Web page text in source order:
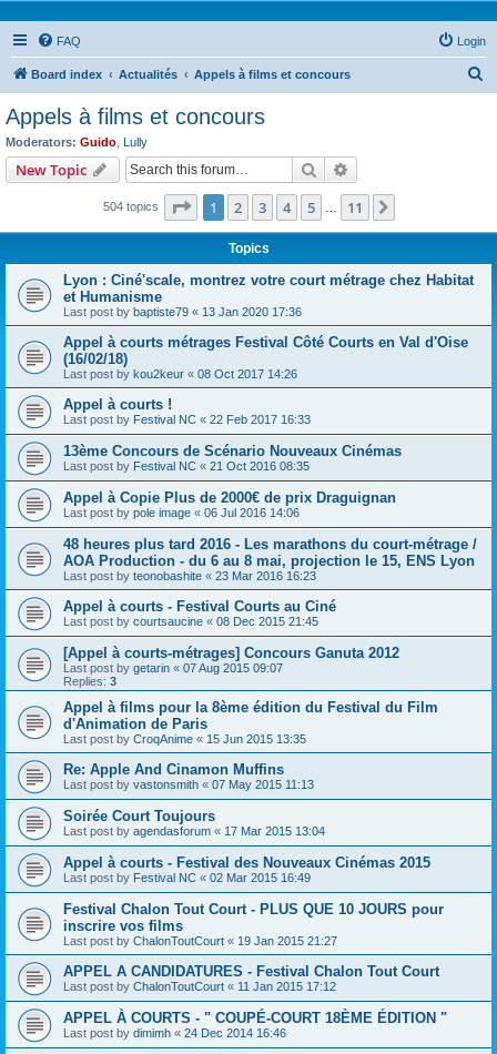
FAQ Login
Board index Actualités Appels à films et concours
Appels à films et concours
Moderators: Guido Lully
New Topic Search
504 topics Page 1of 11
1 2 3 4 5 11
Topics
Lyon : Ciné'scale, montrez votre court métrage chez Habitat
et Humanisme
Last post by baptiste79 « 13 Jan 2020 17:36
Appel à courts métrages Festival Côté Courts en Val d'Oise
(16/02/18)
Last post by kou2keur « 08 Oct 2017 14:26
Appel à courts !
Last post by Festival NC « 22 Feb 2017 16:33
13ème Concours de Scénario Nouveaux Cinémas
Last post by Festival NC « 21 Oct 2016 08:35
Appel à Copie Plus de 2000€ de prix Draguignan
Last post by pole image « 06 Jul 2016 14:06
48 heures plus tard 2016 - Les marathons du court-métrage /
AOA Production - du 6 au 8 mai, projection le 15, ENS Lyon
Last post by teonobashite « 23 Mar 2016 16:23
Appel à courts - Festival Courts au Ciné
Last post by courtsaucine « 08 Dec 2015 21:45
[Appel à courts-métrages] Concours Ganuta 2012
Last post by getarin « 07 Aug 2015 09:07
Replies: 3
Appel à films pour la 8ème édition du Festival du Film
d'Animation de Paris
Last post by CroqAnime « 15 Jun 2015 13:35
Re: Apple And Cinamon Muffins
Last post by vastonsmith « 07 May 2015 11:13
Soirée Court Toujours
Last post by agendasforum « 17 Mar 2015 13:04
Appel à courts - Festival des Nouveaux Cinémas 2015
Last post by Festival NC « 02 Mar 2015 16:49
Festival Chalon Tout Court - PLUS QUE 10 JOURS pour
inscrire vos films
Last post by ChalonToutCourt « 19 Jan 2015 21:27
APPEL A CANDIDATURES - Festival Chalon Tout Court
Last post by ChalonToutCourt « 11 Jan 2015 17:12
APPEL À COURTS - " COUPÉ-COURT 18ÈME ÉDITION "
Last post by dimimh « 24 Dec 2014 16:46